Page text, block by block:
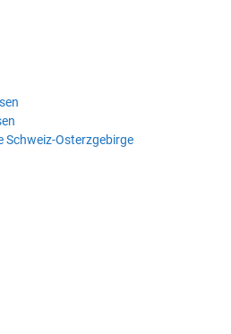
Schweiz-Osterzgebirge